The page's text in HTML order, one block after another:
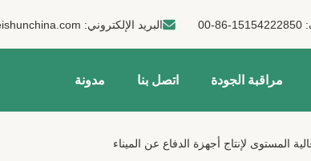
00-86-15154222850 البريد الإلكتروني:
مراقبة الجودة اتصل بنا مدونة
المستوى لإنتاج أجهزة الدفاع عن الميناء